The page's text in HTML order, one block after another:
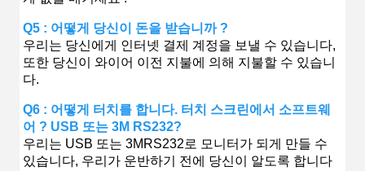
Q5 : 어떻게 당신이 돈을 받습니까 ?
우리는 당신에게 인터넷 결제 계정을 보낼 수 있습니다,
또한 당신이 와이어 이전 지불에 의해 지불할 수 있습니
다.
Q6 : 어떻게 터치를 합니다. 터치 스크린에서 소프트웨
어 ? USB 또는 3M RS232?
우리는 USB 또는 3MRS232로 모니터가 되게 만들 수
있습니다, 우리가 운반하기 전에 당신이 알도록 합니다